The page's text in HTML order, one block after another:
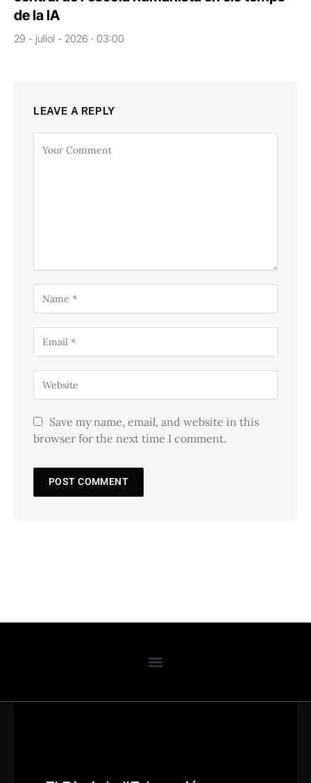
de la IA
29 - juliol - 2026 · 03:00
LEAVE A REPLY
Save my name, email, and website in this
browser for the next time I comment.